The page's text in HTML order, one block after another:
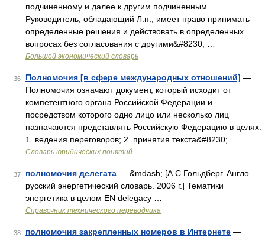
подчиненному и далее к другим подчиненным.
Руководитель, обладающий Л.п., имеет право принимать
определенные решения и действовать в определенных
вопросах без согласования с другими&#8230; …
Большой экономический словарь
36 Полномочия [в сфере международных отношений] —
Полномочия означают документ, который исходит от
компетентного органа Российской Федерации и
посредством которого одно лицо или несколько лиц
назначаются представлять Российскую Федерацию в целях:
1. ведения переговоров; 2. принятия текста&#8230; …
Словарь юридических понятий
37 полномочия делегата — &mdash; [А.С.Гольдберг. Англо
русский энергетический словарь. 2006 г.] Тематики
энергетика в целом EN delegacy …
Справочник технического переводчика
38 полномочия закрепленных номеров в Интернете —